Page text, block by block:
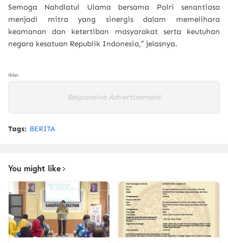
Semoga Nahdlatul Ulama bersama Polri senantiasa
menjadi mitra yang sinergis dalam memelihara
keamanan dan ketertiban masyarakat serta keutuhan
negara kesatuan Republik Indonesia,” jelasnya.
Iklan
Responsive Advertisement
Tags: BERITA
You might like